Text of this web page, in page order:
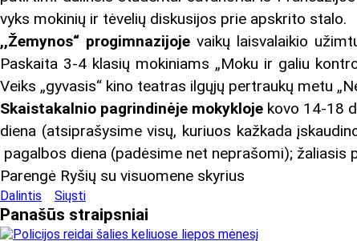
vyks mokinių ir tėvelių diskusijos prie apskrito stalo.
,,Žemynos“ progimnazijoje vaikų laisvalaikio
Paskaita 3-4 klasių mokiniams „Moku ir galiu
Veiks „gyvasis“ kino teatras ilgųjų pertraukų metu
Skaistakalnio pagrindinėje mokykloje kovo 14-18
diena (atsiprašysime visų, kuriuos kažkada
pagalbos diena (padėsime net neprašomi);
Parengė Ryšių su visuomene skyrius
Dalintis Siųsti
Panašūs straipsniai